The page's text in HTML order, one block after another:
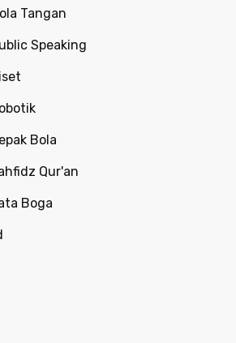
Tangan
Speaking
Bola
Qur'an
Boga